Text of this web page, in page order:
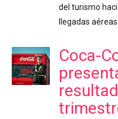
del turismo
llegadas
Coca-